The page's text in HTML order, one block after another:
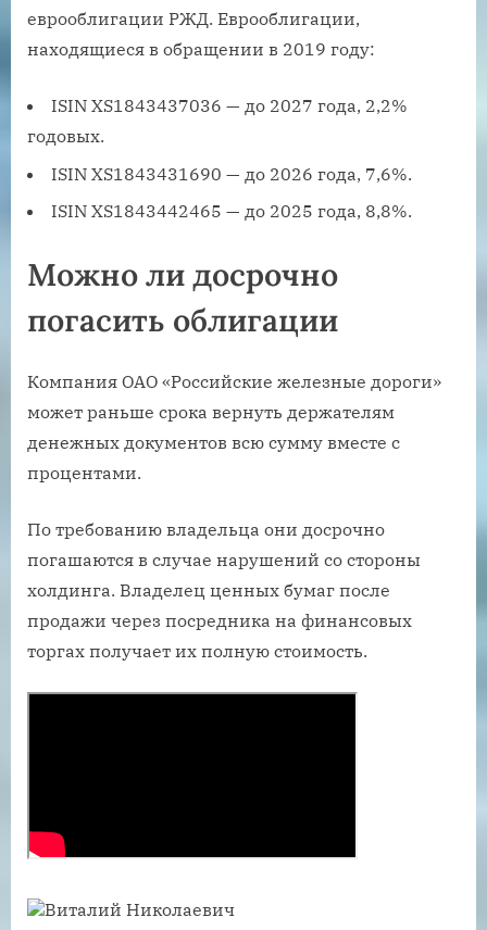
еврооблигации РЖД. Еврооблигации,
находящиеся в обращении в 2019 году:
ISIN XS1843437036 — до 2027 года, 2,2%
годовых.
ISIN XS1843431690 — до 2026 года, 7,6%.
ISIN XS1843442465 — до 2025 года, 8,8%.
Можно ли досрочно
погасить облигации
Компания ОАО «Российские железные дороги»
может раньше срока вернуть держателям
денежных документов всю сумму вместе с
процентами.
По требованию владельца они досрочно
погашаются в случае нарушений со стороны
холдинга. Владелец ценных бумаг после
продажи через посредника на финансовых
торгах получает их полную стоимость.
Виталий Николаевич